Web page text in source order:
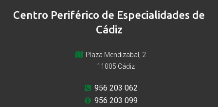
Centro Periférico de Especialidades de
Cádiz
Plaza Mendizabal, 2
11005 Cádiz
956 203 062
956 203 099